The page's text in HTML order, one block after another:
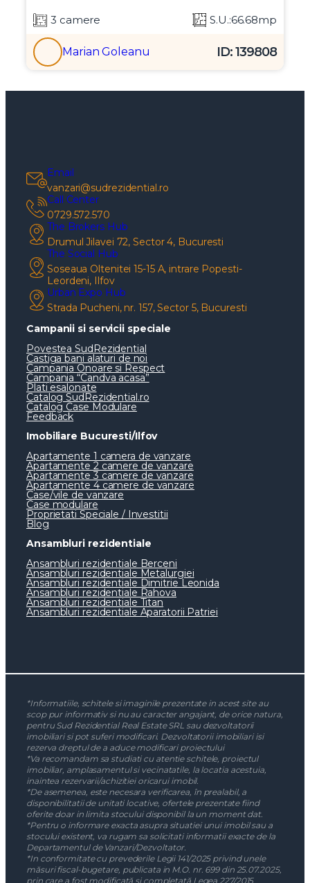
3 camere S.U.:66.68mp
Marian Goleanu ID: 139808
Email
vanzari@sudrezidential.ro
Call Center
0729.572.570
The Brokers Hub
Drumul Jilavei 72, Sector 4, Bucuresti
The Social Hub
Soseaua Oltenitei 15-15 A, intrare Popesti-
Leordeni, Ilfov
Urban Expo Hub
Strada Pucheni, nr. 157, Sector 5, Bucuresti
Campanii si servicii speciale
Povestea SudRezidential
Castiga bani alaturi de noi
Campania Onoare si Respect
Campania “Candva acasa”
Plati esalonate
Catalog SudRezidential.ro
Catalog Case Modulare
Feedback
Imobiliare Bucuresti/Ilfov
Apartamente 1 camera de vanzare
Apartamente 2 camere de vanzare
Apartamente 3 camere de vanzare
Apartamente 4 camere de vanzare
Case/vile de vanzare
Case modulare
Proprietati Speciale / Investitii
Blog
Ansambluri rezidentiale
Ansambluri rezidentiale Berceni
Ansambluri rezidentiale Metalurgiei
Ansambluri rezidentiale Dimitrie Leonida
Ansambluri rezidentiale Rahova
Ansambluri rezidentiale Titan
Ansambluri rezidentiale Aparatorii Patriei
*Informatiile, schitele si imaginile prezentate in acest site au
scop pur informativ si nu au caracter angajant, de orice natura,
pentru Sud Rezidential Real Estate SRL sau dezvoltatorii
imobiliari si pot suferi modificari. Dezvoltatorii imobiliari isi
rezerva dreptul de a aduce modificari proiectului
*Va recomandam sa studiati cu atentie schitele, proiectul
imobiliar, amplasamentul si vecinatatile, la locatia acestuia,
inaintea rezervarii/achizitiei oricarui imobil.
*De asemenea, este necesara verificarea, în prealabil, a
disponibilitatii de unitati locative, ofertele prezentate fiind
oferite doar in limita stocului disponibil la un moment dat.
*Pentru o informare exacta asupra situatiei unui imobil sau a
stocului existent, va rugam sa solicitati informatii exacte de la
Departamentul de Vanzari/Dezvoltator.
*In conformitate cu prevederile Legii 141/2025 privind unele
măsuri fiscal-bugetare, publicata in M.O. nr. 699 din 25.07.2025,
prin care a fost modificată și completată Legea 227/2015